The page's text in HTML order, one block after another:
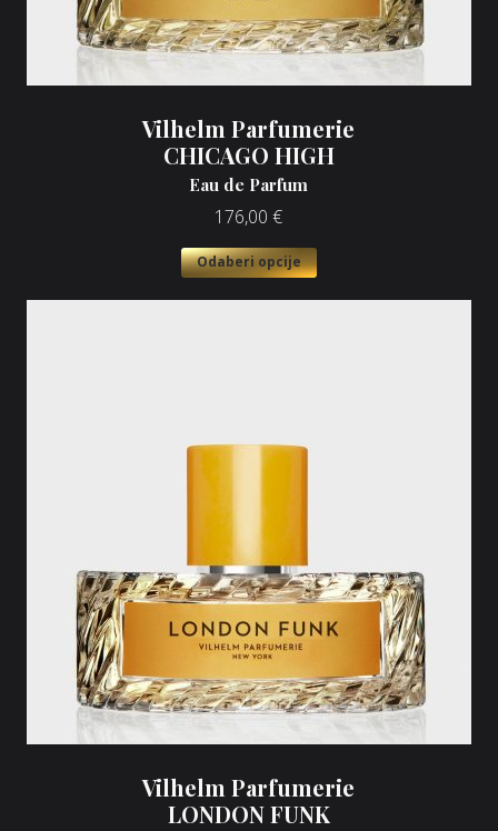
Vilhelm Parfumerie
CHICAGO HIGH
Eau de Parfum
176,00 €
Odaberi opcije
Vilhelm Parfumerie
LONDON FUNK